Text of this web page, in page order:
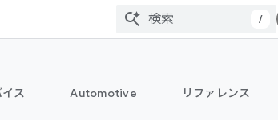
/
ス Automotive リファレンス